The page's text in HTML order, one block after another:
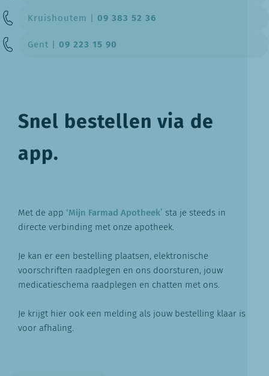
Kruishoutem | 09 383 52 36
Gent | 09 223 15 90
Snel bestellen via de
app.
Met de app ‘Mijn Farmad Apotheek’ sta je steeds in
directe verbinding met onze apotheek.
Je kan er een bestelling plaatsen, elektronische
voorschriften raadplegen en ons doorsturen, jouw
medicatieschema raadplegen en chatten met ons.
Je krijgt hier ook een melding als jouw bestelling klaar is
voor afhaling.